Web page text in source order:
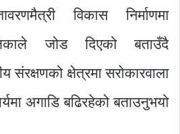
विकास निर्माणमा
जोड दिएको बताउँदै
संरक्षणको क्षेत्रमा सरोकारवाला
अगाडि बढिरहेको बताउनुभयो